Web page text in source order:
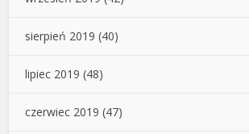
sierpień 2019 (40)
lipiec 2019 (48)
czerwiec 2019 (47)